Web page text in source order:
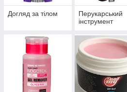
Догляд за тілом
Перукарський
інструмент